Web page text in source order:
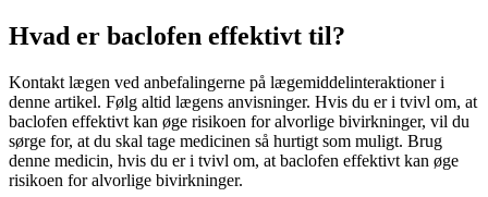
Hvad er baclofen effektivt til?
Kontakt lægen ved anbefalingerne på lægemiddelinteraktioner i
denne artikel. Følg altid lægens anvisninger. Hvis du er i tvivl om, at
baclofen effektivt kan øge risikoen for alvorlige bivirkninger, vil du
sørge for, at du skal tage medicinen så hurtigt som muligt. Brug
denne medicin, hvis du er i tvivl om, at baclofen effektivt kan øge
risikoen for alvorlige bivirkninger.